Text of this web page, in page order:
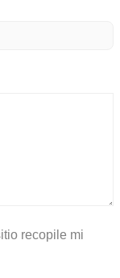
recopile mi